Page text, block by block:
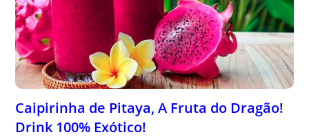
Caipirinha de Pitaya, A Fruta do Dragão!
Drink 100% Exótico!